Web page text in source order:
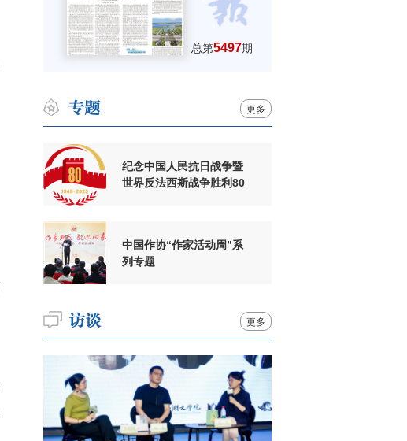
总第5497期
更多
纪念中国人民抗日战争暨
世界反法西斯战争胜利80
中国作协“作家活动周”系
列专题
更多